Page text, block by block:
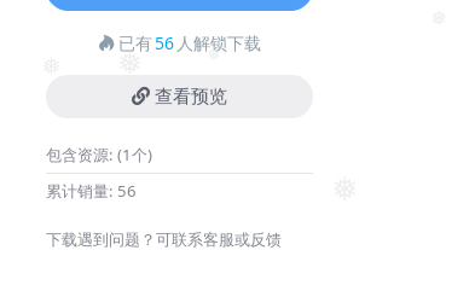
已有56 人解锁下载
查看预览
包含资源: (1个)
累计销量: 56
下载遇到问题？可联系客服或反馈